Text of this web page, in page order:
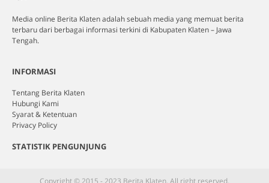
Media online Berita Klaten adalah sebuah media yang memuat berita
terbaru dari berbagai informasi terkini di Kabupaten Klaten – Jawa
Tengah.
INFORMASI
Tentang Berita Klaten
Hubungi Kami
Syarat & Ketentuan
Privacy Policy
STATISTIK PENGUNJUNG
Copyright © 2015 - 2023 Berita Klaten. All right reserved.